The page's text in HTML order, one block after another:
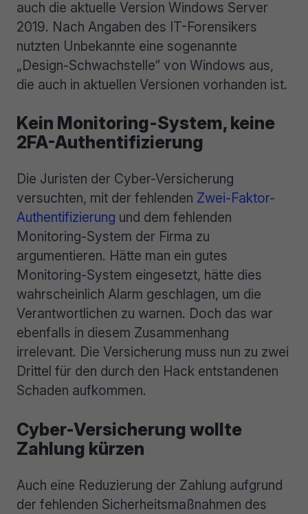
auch die aktuelle Version Windows Server
2019. Nach Angaben des IT-Forensikers
nutzten Unbekannte eine sogenannte
„Design-Schwachstelle“ von Windows aus,
die auch in aktuellen Versionen vorhanden ist.
Kein Monitoring-System, keine
2FA-Authentifizierung
Die Juristen der Cyber-Versicherung
versuchten, mit der fehlenden Zwei-Faktor-
Authentifizierung und dem fehlenden
Monitoring-System der Firma zu
argumentieren. Hätte man ein gutes
Monitoring-System eingesetzt, hätte dies
wahrscheinlich Alarm geschlagen, um die
Verantwortlichen zu warnen. Doch das war
ebenfalls in diesem Zusammenhang
irrelevant. Die Versicherung muss nun zu zwei
Drittel für den durch den Hack entstandenen
Schaden aufkommen.
Cyber-Versicherung wollte
Zahlung kürzen
Auch eine Reduzierung der Zahlung aufgrund
der fehlenden Sicherheitsmaßnahmen des